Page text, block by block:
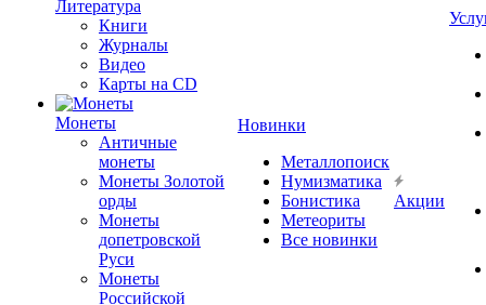
Литература
Книги
Журналы
Видео
Карты на CD
Монеты
Античные
монеты
Монеты Золотой
орды
Монеты
допетровской
Руси
Монеты
Российской
Новинки
Металлопоиск
Нумизматика
Бонистика
Метеориты
Все новинки
Акции